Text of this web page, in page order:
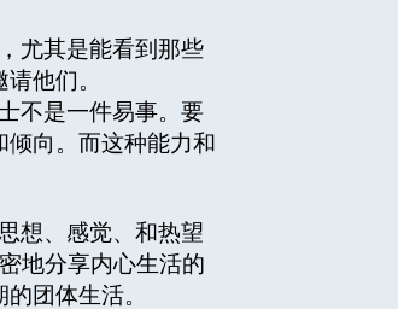
尤其是能看到那些
他们。
不是一件易事。要
向。而这种能力和
想、感觉、和热望
地分享内心生活的
团体生活。